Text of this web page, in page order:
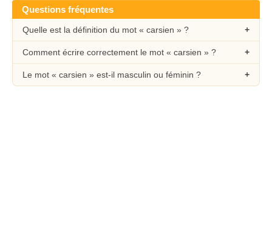
Questions fréquentes
Quelle est la définition du mot « carsien » ?
Comment écrire correctement le mot « carsien » ?
Le mot « carsien » est-il masculin ou féminin ?